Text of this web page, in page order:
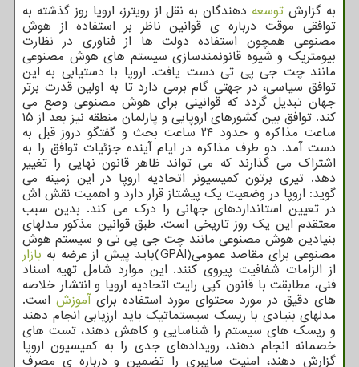
به گزارش توسعه دهندگان به نقل از رویترز، اروپا روز گذشته به
توافقی موقت درباره ی قوانین ناظر بر استفاده از هوش
مصنوعی همچون استفاده دولت ها از فناوری در نظارت
بیومتریک و شیوه قانونمندسازی سیستم های هوش مصنوعی
مانند چت جی پی تی دست یافت. اروپا با دستیابی به این
توافق سیاسی، در جهتی گام برمی دارد تا به اولین قدرت برتر
جهان تبدیل گردد که قوانینی برای هوش مصنوعی وضع می
کند. توافق بین کشورهای اروپایی و پارلمان منطقه نیز بعد از ۱۵
ساعت مذاکره و حدود ۲۴ ساعت بحث و گفتگو دروز قبل به
دست آمد. دو طرف مذاکره در ایام آینده جزئیات توافق را به
اشتراک می گذارند که می تواند ظاهر قانون نهایی را تغییر
دهد. تیری برتون کمیسیونر اتحادیه اروپا در این زمینه می
گوید: اروپا در وضعیت یک پیشتاز قرار دارد و اهمیت نقش اش
در تعیین استانداردهای جهانی را درک می کند. بدین سبب
معتقدم این یک روز تاریخی است. طبق قوانین مذکور مدلهای
بنیادین هوش مصنوعی مانند چت جی پی تی و سیستم هوش
مصنوعی برای مقاصد عمومی(GPAI)باید پیش از عرضه به بازار
از الزامات شفافیت پیروی کنند. این موارد شامل تهیه اسناد
فنی، مطابقت با قانون کپی رایت اتحادیه اروپا و انتشار خلاصه
های دقیق در مورد محتوای مورد استفاده برایآموزش است.
مدلهای بنیادی با ریسک سیستماتیک باید ارزیابی انجام دهند
و ریسک های سیستم را شناسایی و کاهش دهند، تست های
خصمانه انجام دهند، رویدادهای جدی را به کمیسیون اروپا
گزارش دهند، امنیت سایبری را تضمین و درباره ی مصرف